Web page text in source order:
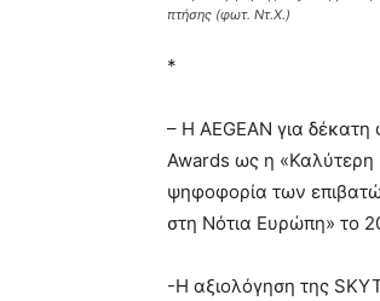
πτήσης (φωτ. Ντ.Χ.)
*
– Η AEGEAN για
Awards ως η «Καλύτερη
ψηφοφορία των
στη Νότια Ευρώπη» το
-Η αξιολόγηση της